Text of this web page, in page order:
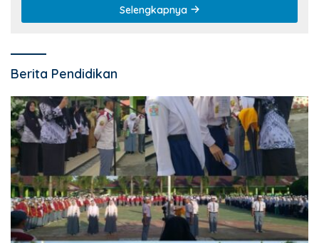
Selengkapnya
Berita Pendidikan